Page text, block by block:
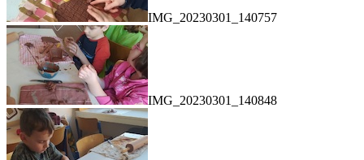
IMG_20230301_140757
IMG_20230301_140848